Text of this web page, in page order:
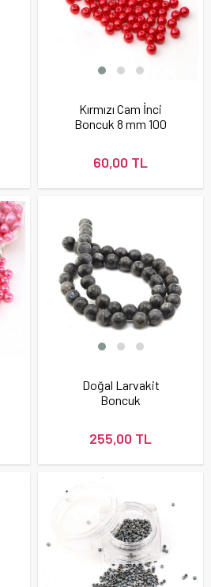
Kırmızı Cam İnci
Boncuk 8 mm 100
60,00 TL
Doğal Larvakit
Boncuk
255,00 TL